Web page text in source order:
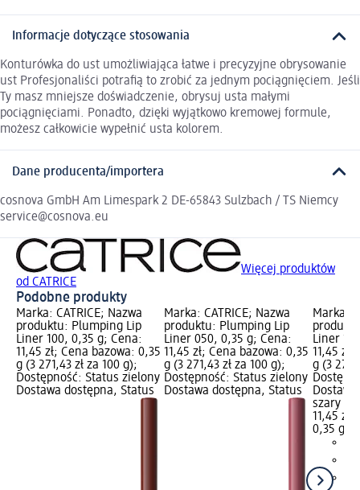
Informacje dotyczące stosowania
Konturówka do ust umożliwiająca łatwe i precyzyjne obrysowanie
ust Profesjonaliści potrafią to zrobić za jednym pociągnięciem. Jeśli
Ty masz mniejsze doświadczenie, obrysuj usta małymi
pociągnięciami. Ponadto, dzięki wyjątkowo kremowej formule,
możesz całkowicie wypełnić usta kolorem.
Dane producenta/importera
cosnova GmbH Am Limespark 2 DE-65843 Sulzbach / TS Niemcy
service@cosnova.eu
Więcej produktów
od CATRICE
Podobne produkty
Marka: CATRICE; Nazwa
produktu: Plumping Lip
Liner 100, 0,35 g; Cena:
11,45 zł; Cena bazowa: 0,35
g (3 271,43 zł za 100 g);
Dostępność: Status zielony
Dostawa dostępna, Status
Marka: CATRICE; Nazwa
produktu: Plumping Lip
Liner 050, 0,35 g; Cena:
11,45 zł; Cena bazowa: 0,35
g (3 271,43 zł za 100 g);
Dostępność: Status zielony
Dostawa dostępna, Status
Marka:
Liner
11,45
g (3
szary
11,45 zł
0,35 g (3